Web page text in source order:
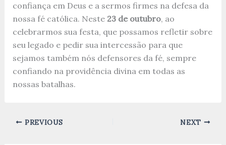
confiança em Deus e a sermos firmes na defesa da
nossa fé católica. Neste 23 de outubro, ao
celebrarmos sua festa, que possamos refletir sobre
seu legado e pedir sua intercessão para que
sejamos também nós defensores da fé, sempre
confiando na providência divina em todas as
nossas batalhas.
PREVIOUS NEXT